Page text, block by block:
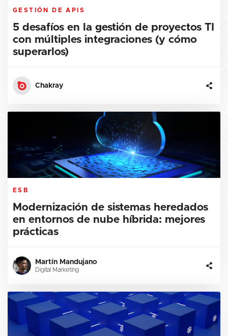
GESTIÓN DE APIS
5 desafíos en la gestión de proyectos TI
con múltiples integraciones (y cómo
superarlos)
Chakray
ESB
Modernización de sistemas heredados
en entornos de nube híbrida: mejores
prácticas
Martín Mandujano
Digital Marketing